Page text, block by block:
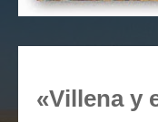
«Villena y